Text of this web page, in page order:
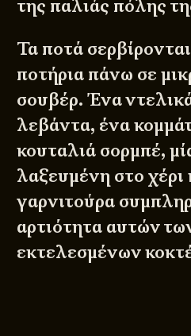
της παλιάς πόλης
Τα ποτά
ποτήρια πάνω σε
σουβέρ. Ένα
λεβάντα, ένα
κουταλιά σορμπέ,
λαξευμένη στο χέρι
γαρνιτούρα
αρτιότητα αυτών
εκτελεσμένων